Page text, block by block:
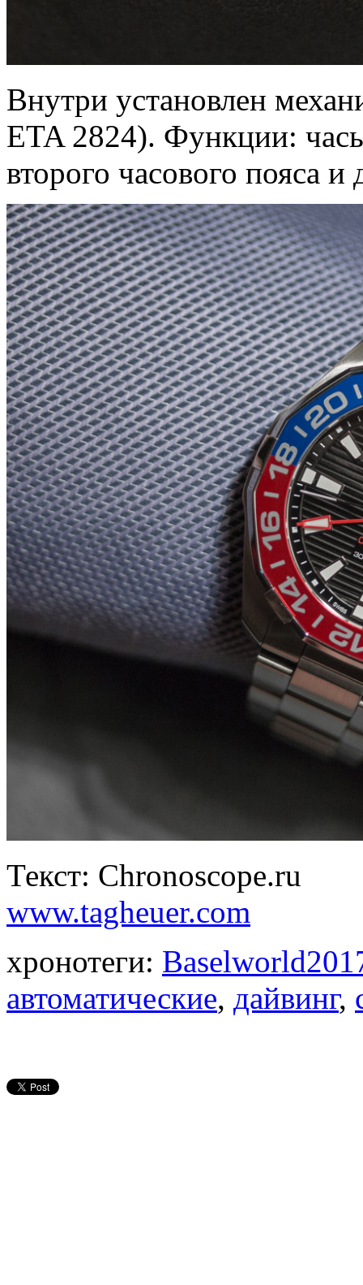
Внутри установлен
ETA 2824). Функции:
второго часового пояса
Текст: Chronoscope.ru
www.tagheuer.com
хронотеги:
автоматические, дайвинг,